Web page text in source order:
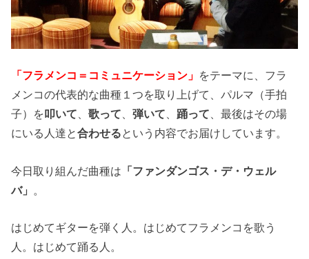
「フラメンコ＝コミュニケーション」 をテーマに、フラ
メンコの代表的な曲種１つを取り上げて、パルマ（手拍
子）を 叩いて 、歌って 、弾いて 踊って 、最後はその場
にいる人達と合わせるという内容でお届けしています。
今日取り組んだ曲種は 「ファンダンゴス・デ・ウェル
バ」 。
はじめてギターを弾く人。はじめてフラメンコを歌う
人。はじめて踊る人。